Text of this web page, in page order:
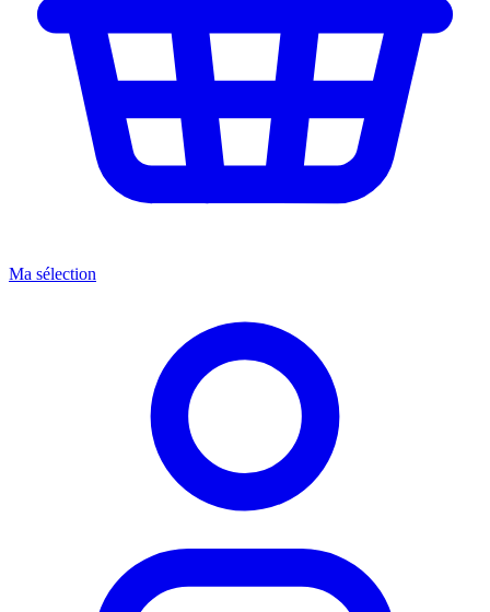
Ma sélection